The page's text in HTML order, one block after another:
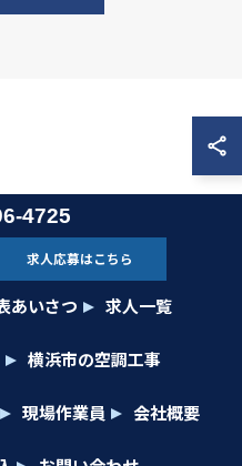
4725
求人応募はこちら
あいさつ 求人一覧
横浜市の空調工事
現場作業員 会社概要